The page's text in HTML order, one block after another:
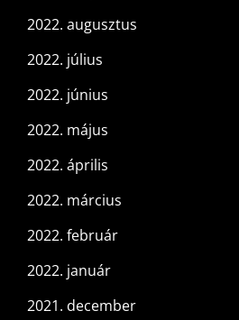
2022. augusztus
2022. július
2022. június
2022. május
2022. április
2022. március
2022. február
2022. január
2021. december